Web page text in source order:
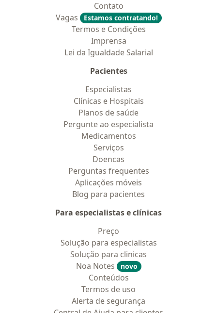
Contato
Vagas
Estamos contratando!
Termos e Condições
Imprensa
Lei da Igualdade Salarial
Pacientes
Especialistas
Clínicas e Hospitais
Planos de saúde
Pergunte ao especialista
Medicamentos
Serviços
Doencas
Perguntas frequentes
Aplicações móveis
Blog para pacientes
Para especialistas e clínicas
Preço
Solução para especialistas
Solução para clinicas
Noa Notes
novo
Conteúdos
Termos de uso
Alerta de segurança